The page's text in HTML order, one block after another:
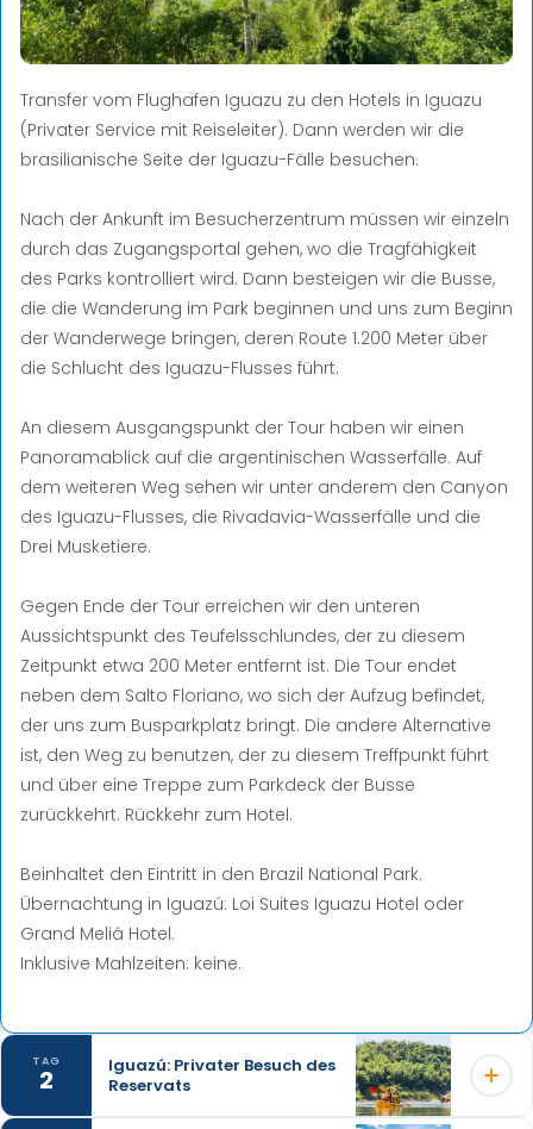
Transfer vom Flughafen Iguazu zu den Hotels in Iguazu
(Privater Service mit Reiseleiter). Dann werden wir die
brasilianische Seite der Iguazu-Fälle besuchen.
Nach der Ankunft im Besucherzentrum müssen wir einzeln
durch das Zugangsportal gehen, wo die Tragfähigkeit
des Parks kontrolliert wird. Dann besteigen wir die Busse,
die die Wanderung im Park beginnen und uns zum Beginn
der Wanderwege bringen, deren Route 1.200 Meter über
die Schlucht des Iguazu-Flusses führt.
An diesem Ausgangspunkt der Tour haben wir einen
Panoramablick auf die argentinischen Wasserfälle. Auf
dem weiteren Weg sehen wir unter anderem den Canyon
des Iguazu-Flusses, die Rivadavia-Wasserfälle und die
Drei Musketiere.
Gegen Ende der Tour erreichen wir den unteren
Aussichtspunkt des Teufelsschlundes, der zu diesem
Zeitpunkt etwa 200 Meter entfernt ist. Die Tour endet
neben dem Salto Floriano, wo sich der Aufzug befindet,
der uns zum Busparkplatz bringt. Die andere Alternative
ist, den Weg zu benutzen, der zu diesem Treffpunkt führt
und über eine Treppe zum Parkdeck der Busse
zurückkehrt. Rückkehr zum Hotel.
Beinhaltet den Eintritt in den Brazil National Park.
Übernachtung in Iguazú: Loi Suites Iguazu Hotel oder
Grand Meliá Hotel.
Inklusive Mahlzeiten: keine.
TAG
2
Iguazú: Privater Besuch des
Reservats